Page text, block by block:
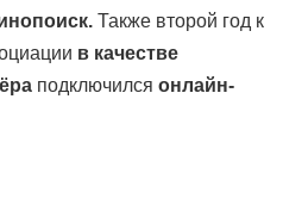
Также второй год к
в качестве
подключился онлайн-